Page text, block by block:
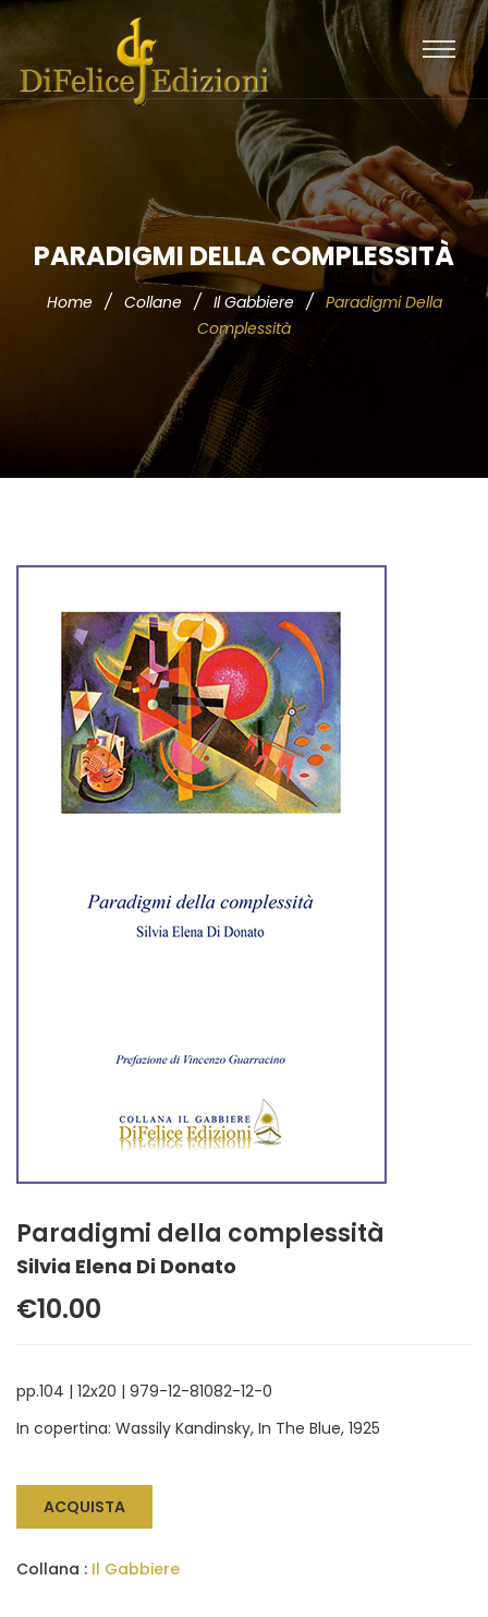
PARADIGMI DELLA COMPLESSITÀ
Home / Collane / Il Gabbiere / Paradigmi Della
Complessità
Paradigmi della complessità
Silvia Elena Di Donato
€10.00
pp.104 | 12x20 | 979-12-81082-12-0
In copertina: Wassily Kandinsky, In The Blue, 1925
ACQUISTA
Collana : Il Gabbiere